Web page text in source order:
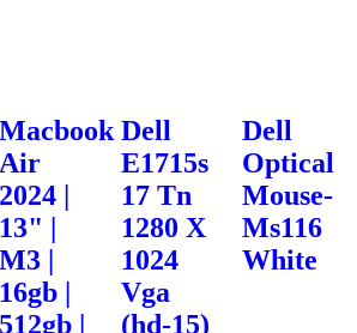
Macbook
Air
2024 |
13" |
M3 |
16gb |
512gb |
Dell
E1715s
17 Tn
1280 X
1024
Vga
(hd-15)
Dell
Optical
Mouse-
Ms116
White